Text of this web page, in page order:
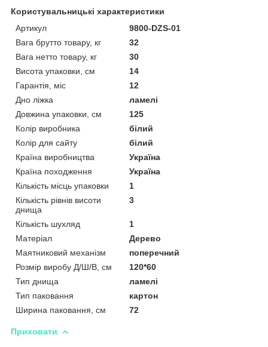
Користувальницькі характеристики
Артикул
9800-DZS-01
Вага брутто товару, кг
32
Вага нетто товару, кг
30
Висота упаковки, см
14
Гарантія, міс
12
Дно ліжка
ламелі
Довжина упаковки, см
125
Колір виробника
білий
Колір для сайту
білий
Країна виробництва
Україна
Країна походження
Україна
Кількість місць упаковки
1
Кількість рівнів висоти
днища
3
Кількість шухляд
1
Матеріал
Дерево
Маятниковий механізм
поперечний
Розмір виробу Д/Ш/В, см
120*60
Тип днища
ламелі
Тип паковання
картон
Ширина паковання, см
72
Приховати